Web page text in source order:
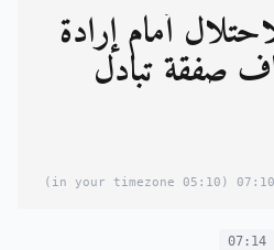
أمام إرادة
صفقة تبادل
07:10
(05:10 in your timezone)
07:14